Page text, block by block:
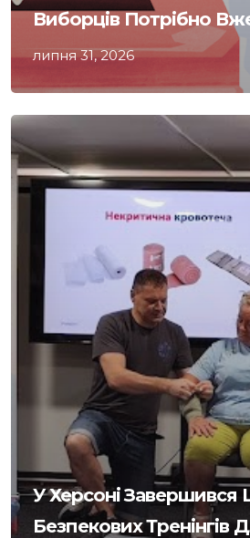
Виборців Потрібно
липня 31, 2026
У Херсоні Завершився
Безпекових Тренінгів